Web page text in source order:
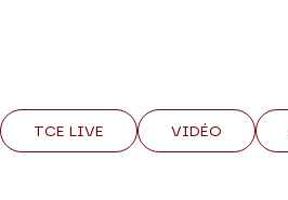
TCE LIVE VIDÉO